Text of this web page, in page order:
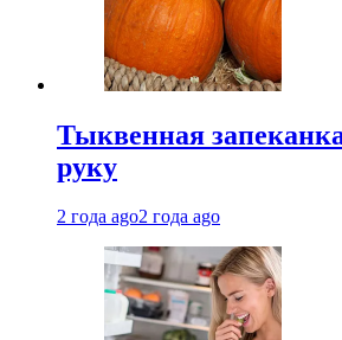
Тыквенная
руку
2 года ago2 года ago